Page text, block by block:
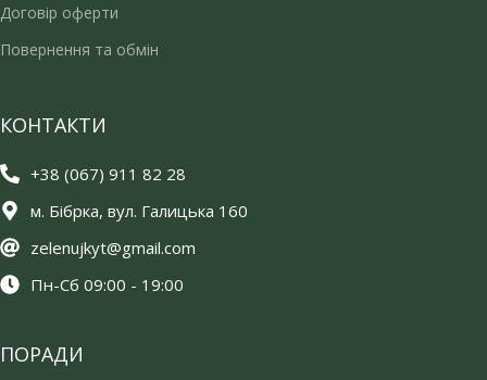
Договір оферти
Повернення та обмін
КОНТАКТИ
+38 (067) 911 82 28
м. Бібрка, вул. Галицька 160
zelenujkyt@gmail.com
Пн-Сб 09:00 - 19:00
ПОРАДИ